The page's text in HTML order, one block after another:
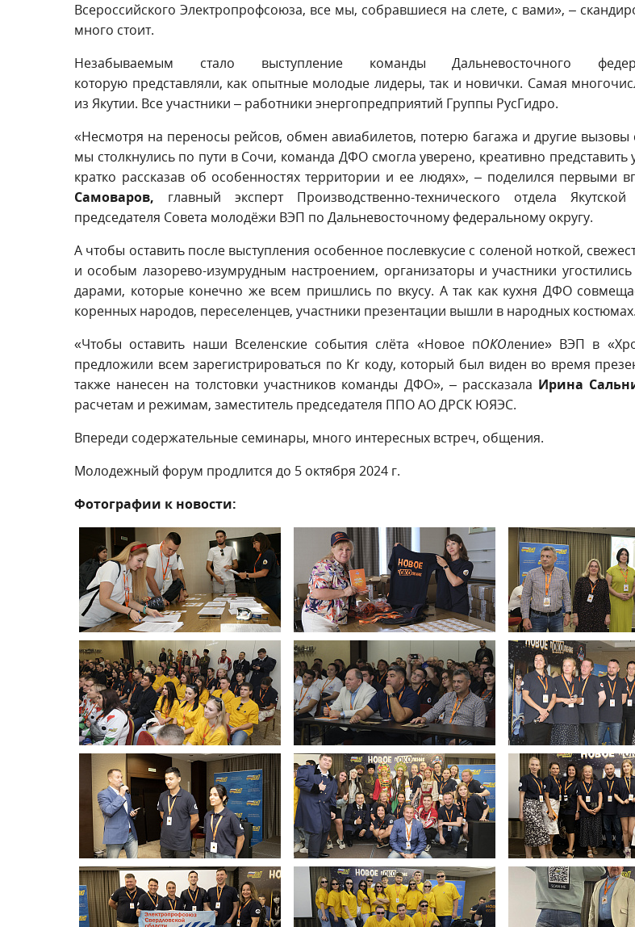
Всероссийского Электропрофсоюза, все мы, собравшиеся на слете, с вами», –
много стоит.
Незабываемым стало выступление команды Дальневосточного
которую представляли, как опытные молодые лидеры, так и новички. Самая
из Якутии. Все участники – работники энергопредприятий Группы РусГидро.
«Несмотря на переносы рейсов, обмен авиабилетов, потерю багажа и другие вызовы
мы столкнулись по пути в Сочи, команда ДФО смогла уверено, креативно представить
кратко рассказав об особенностях территории и ее людях», – поделился первыми
Самоваров, главный эксперт Производственно-технического отдела
председателя Совета молодёжи ВЭП по Дальневосточному федеральному округу.
А чтобы оставить после выступления особенное послевкусие с соленой ноткой,
и особым лазорево-изумрудным настроением, организаторы и участники
дарами, которые конечно же всем пришлись по вкусу. А так как кухня ДФО
коренных народов, переселенцев, участники презентации вышли в народных костюмах.
«Чтобы оставить наши Вселенские события слёта «Новое пОКОление» ВЭП в
предложили всем зарегистрироваться по Kr коду, который был виден во время
также нанесен на толстовки участников команды ДФО», – рассказала Ирина
расчетам и режимам, заместитель председателя ППО АО ДРСК ЮЯЭС.
Впереди содержательные семинары, много интересных встреч, общения.
Молодежный форум продлится до 5 октября 2024 г.
Фотографии к новости: